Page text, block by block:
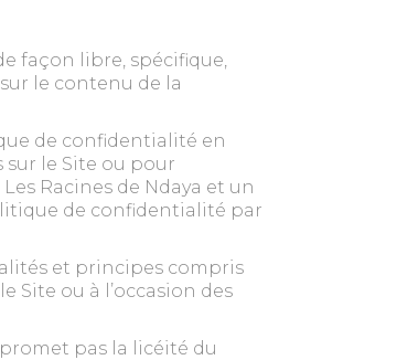
façon libre, spécifique,
le contenu de la
de confidentialité en
le Site ou pour
Racines de Ndaya et un
de confidentialité par
et principes compris
Site ou à l’occasion des
pas la licéité du